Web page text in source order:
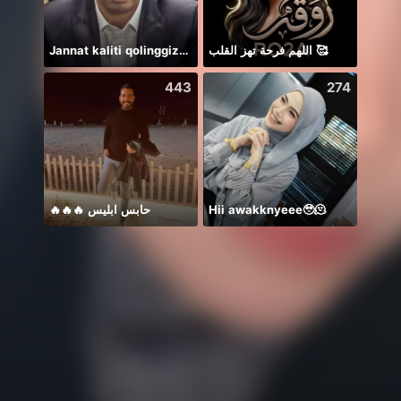
Jannat kaliti qolinggizda🤲 اللهم فرحة تهز القلب 🥰
443
🔥🔥🔥 حابس ابليس
274
Hii awakknyeee🥹🫠